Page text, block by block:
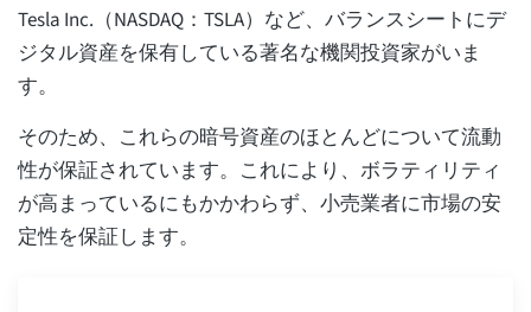
Tesla Inc.（NASDAQ：TSLA）など、バランスシートにデ
ジタル資産を保有している著名な機関投資家がいま
す。
そのため、これらの暗号資産のほとんどについて流動
性が保証されています。これにより、ボラティリティ
が高まっているにもかかわらず、小売業者に市場の安
定性を保証します。